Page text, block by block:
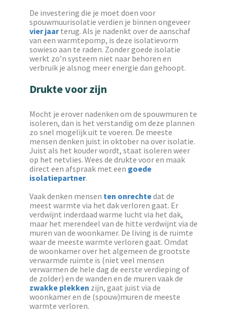
De investering die je moet doen voor
spouwmuurisolatie verdien je binnen ongeveer
vier jaarterug. Als je nadenkt over de aanschaf
van een warmtepomp, is deze isolatievorm
sowieso aan te raden. Zonder goede isolatie
werkt zo’n systeem niet naar behoren en
verbruik je alsnog meer energie dan gehoopt.
Drukte voor zijn
Mocht je erover nadenken om de spouwmuren te
isoleren, dan is het verstandig om deze plannen
zo snel mogelijk uit te voeren. De meeste
mensen denken juist in oktober na over isolatie.
Juist als het kouder wordt, staat isoleren weer
op het netvlies. Wees de drukte voor en maak
direct een afspraak met een goede
isolatiepartner.
Vaak denken mensen ten onrechtedat de
meest warmte via het dak verloren gaat. Er
verdwijnt inderdaad warme lucht via het dak,
maar het merendeel van de hitte verdwijnt via de
muren van de woonkamer. De living is de ruimte
waar de meeste warmte verloren gaat. Omdat
de woonkamer over het algemeen de grootste
verwarmde ruimte is (niet veel mensen
verwarmen de hele dag de eerste verdieping of
de zolder) en de wanden en de muren vaak de
zwakke plekken zijn, gaat juist via de
woonkamer en de (spouw)muren de meeste
warmte verloren.